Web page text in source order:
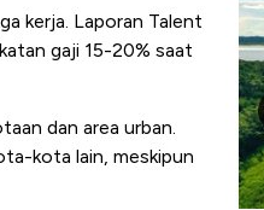
kerja. Laporan Talent
gaji 15-20% saat
dan area urban.
kota lain, meskipun